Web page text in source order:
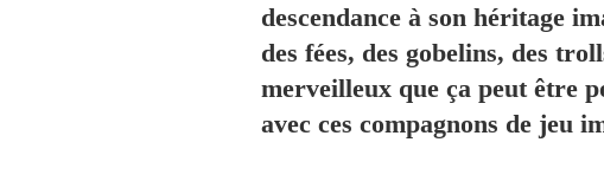
descendance à son héritage
des fées, des gobelins, des
merveilleux que ça peut être
avec ces compagnons de jeu